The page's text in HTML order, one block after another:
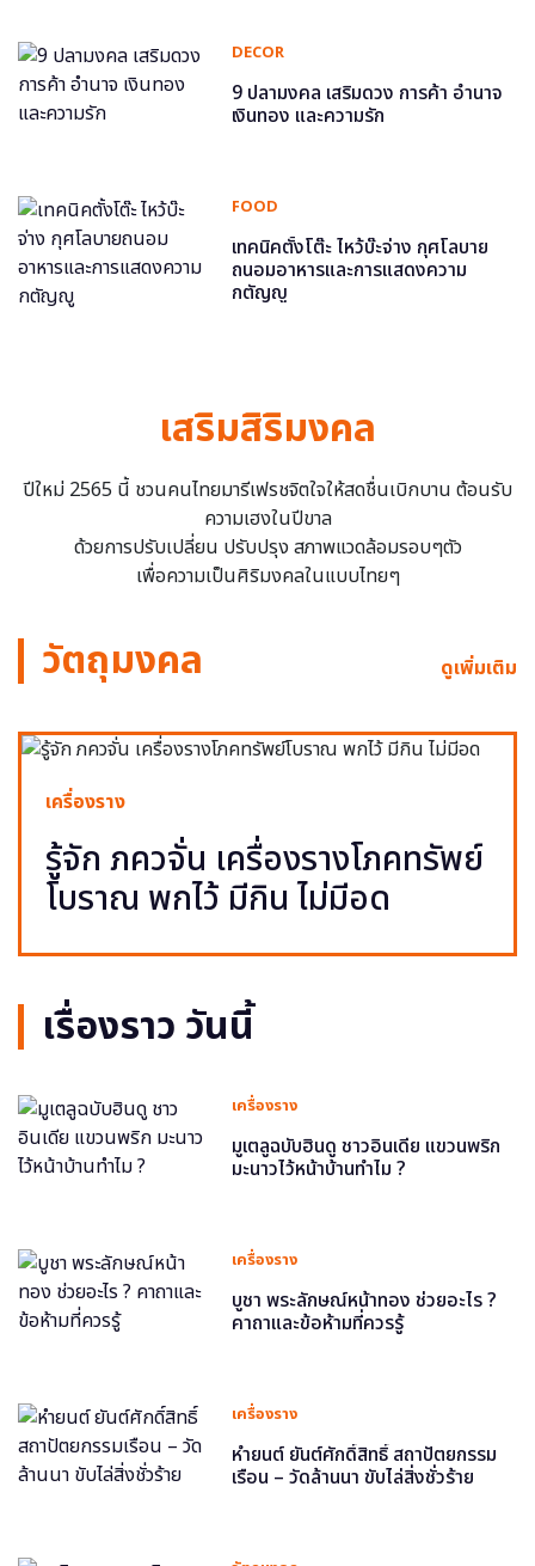
DECOR
9 ปลามงคล เสริมดวง การค้า อำนาจ
เงินทอง และความรัก
FOOD
เทคนิคตั้งโต๊ะ ไหว้บ๊ะจ่าง กุศโลบาย
ถนอมอาหารและการแสดงความ
กตัญญู
เสริมสิริมงคล
ปีใหม่ 2565 นี้ ชวนคนไทยมารีเฟรชจิตใจให้สดชื่นเบิกบาน ต้อนรับ
ความเฮงในปีขาล
ด้วยการปรับเปลี่ยน ปรับปรุง สภาพแวดล้อมรอบๆตัว
เพื่อความเป็นศิริมงคลในแบบไทยๆ
วัตถุมงคล ดูเพิ่มเติม
เครื่องราง
รู้จัก ภควจั่น เครื่องรางโภคทรัพย์
โบราณ พกไว้ มีกิน ไม่มีอด
เรื่องราว วันนี้
เครื่องราง
มูเตลูฉบับฮินดู ชาวอินเดีย แขวนพริก
มะนาวไว้หน้าบ้านทำไม ?
เครื่องราง
บูชา พระลักษณ์หน้าทอง ช่วยอะไร ?
คาถาและข้อห้ามที่ควรรู้
เครื่องราง
หำยนต์ ยันต์ศักดิ์สิทธิ์ สถาปัตยกรรม
เรือน – วัดล้านนา ขับไล่สิ่งชั่วร้าย